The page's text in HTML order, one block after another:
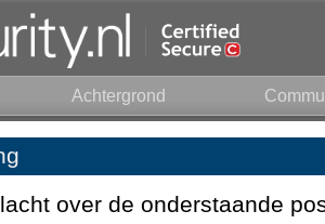
Achtergrond
over de onderstaande